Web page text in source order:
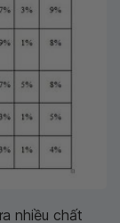
nhiều chất